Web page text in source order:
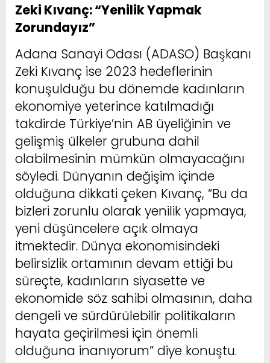
Zeki Kıvanç: “Yenilik Yapmak
Zorundayız”
Adana Sanayi Odası (ADASO) Başkanı
Zeki Kıvanç ise 2023 hedeflerinin
konuşulduğu bu dönemde kadınların
ekonomiye yeterince katılmadığı
takdirde Türkiye’nin AB üyeliğinin ve
gelişmiş ülkeler grubuna dahil
olabilmesinin mümkün olmayacağını
söyledi. Dünyanın değişim içinde
olduğuna dikkati çeken Kıvanç, “Bu da
bizleri zorunlu olarak yenilik yapmaya,
yeni düşüncelere açık olmaya
itmektedir. Dünya ekonomisindeki
belirsizlik ortamının devam ettiği bu
süreçte, kadınların siyasette ve
ekonomide söz sahibi olmasının, daha
dengeli ve sürdürülebilir politikaların
hayata geçirilmesi için önemli
olduğuna inanıyorum” diye konuştu.